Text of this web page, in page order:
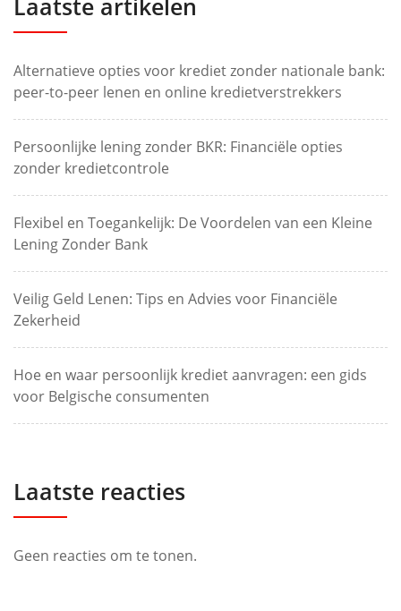
Laatste artikelen
Alternatieve opties voor krediet zonder nationale bank:
peer-to-peer lenen en online kredietverstrekkers
Persoonlijke lening zonder BKR: Financiële opties
zonder kredietcontrole
Flexibel en Toegankelijk: De Voordelen van een Kleine
Lening Zonder Bank
Veilig Geld Lenen: Tips en Advies voor Financiële
Zekerheid
Hoe en waar persoonlijk krediet aanvragen: een gids
voor Belgische consumenten
Laatste reacties
Geen reacties om te tonen.